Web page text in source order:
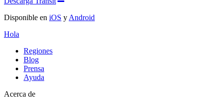
Disponible en iOS y Android
Hola
Regiones
Blog
Prensa
Ayuda
Acerca de